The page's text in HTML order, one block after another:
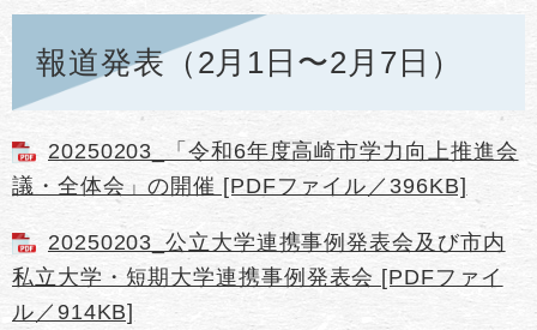
報道発表（2月1日〜2月7日）
20250203_「令和6年度高崎市学力向上推進会
議・全体会」の開催 [PDFファイル／396KB]
20250203_公立大学連携事例発表会及び市内
私立大学・短期大学連携事例発表会 [PDFファイ
ル／914KB]